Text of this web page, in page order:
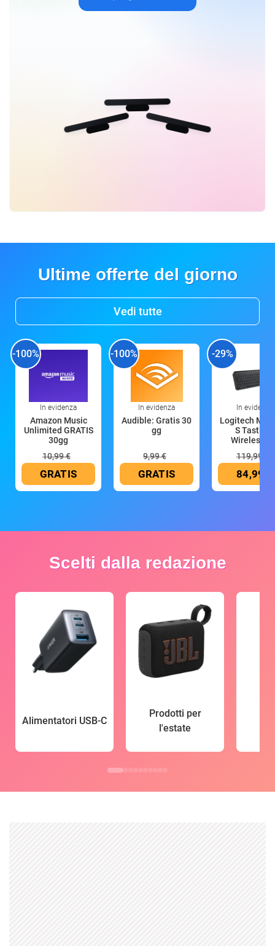
Ultime offerte del giorno
Vedi tutte
-100%
In evidenza
Amazon Music
Unlimited GRATIS
30gg
10,99 €
GRATIS
-100%
In evidenza
Audible: Gratis 30
gg
9,99 €
GRATIS
-29%
In evidenza
Logitech MX
S Tastiera
Wireless
119,99 €
84,99 €
Scelti dalla redazione
Alimentatori USB-C
Prodotti per
l'estate